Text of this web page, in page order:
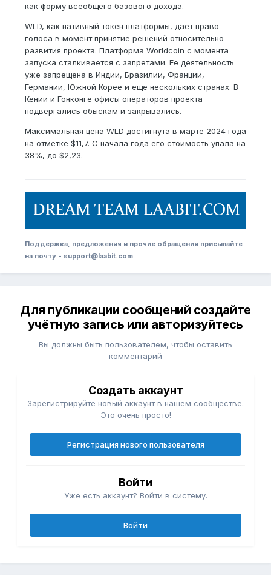
как форму всеобщего базового дохода.
WLD, как нативный токен платформы, дает право
голоса в момент принятие решений относительно
развития проекта. Платформа Worldcoin с момента
запуска сталкивается с запретами. Ее деятельность
уже запрещена в Индии, Бразилии, Франции,
Германии, Южной Корее и еще нескольких странах. В
Кении и Гонконге офисы операторов проекта
подвергались обыскам и закрывались.
Максимальная цена WLD достигнута в марте 2024 года
на отметке $11,7. С начала года его стоимость упала на
38%, до $2,23.
Поддержка, предложения и прочие обращения присылайте
на почту - support@laabit.com
Для публикации сообщений создайте
учётную запись или авторизуйтесь
Вы должны быть пользователем, чтобы оставить
комментарий
Создать аккаунт
Зарегистрируйте новый аккаунт в нашем сообществе.
Это очень просто!
Регистрация нового пользователя
Войти
Уже есть аккаунт? Войти в систему.
Войти